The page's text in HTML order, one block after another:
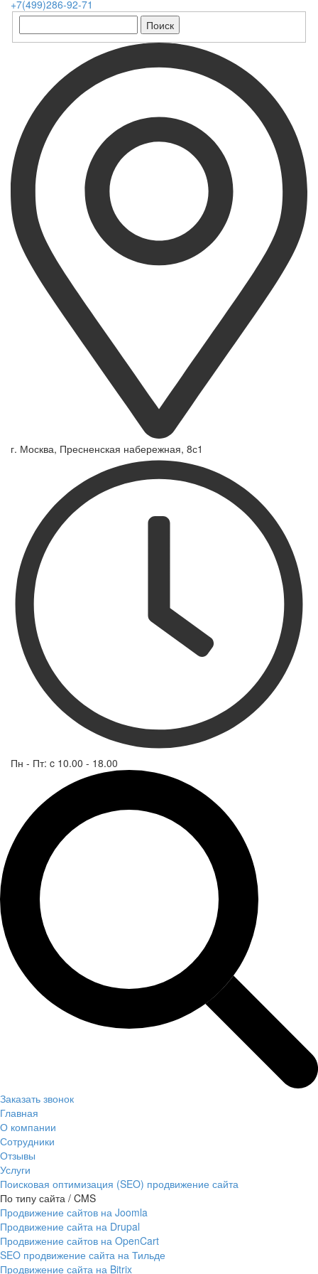
+7(499)286-92-71
г. Москва, Пресненская набережная, 8с1
Пн - Пт: c 10.00 - 18.00
Заказать звонок
Главная
О компании
Сотрудники
Отзывы
Услуги
Поисковая оптимизация (SEO) продвижение сайта
По типу сайта / CMS
Продвижение сайтов на Joomla
Продвижение сайта на Drupal
Продвижение сайтов на OpenCart
SEO продвижение сайта на Тильде
Продвижение сайта на Bitrix